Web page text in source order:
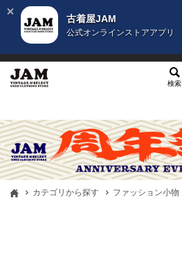
古着屋JAM
公式オンラインストアアプリ
検索
カテゴリから探す ファッション小物